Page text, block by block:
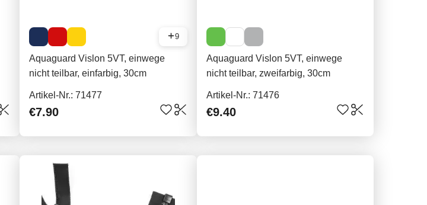
9
Aquaguard Vislon 5VT, einwege
nicht teilbar, einfarbig, 30cm
Artikel-Nr.: 71477
€7.90
Aquaguard Vislon 5VT, einwege
nicht teilbar, zweifarbig, 30cm
Artikel-Nr.: 71476
€9.40